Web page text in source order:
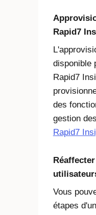
Rapid7
disponible
Rapid7
des
gestion
Rapid7
Vous
étapes